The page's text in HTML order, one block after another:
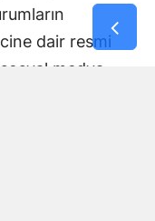
dair resmi
medya